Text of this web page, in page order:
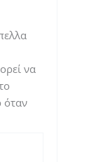
να
όταν